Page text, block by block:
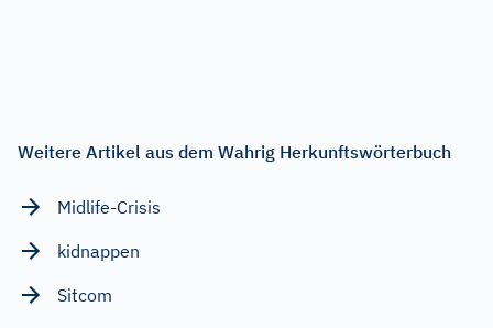
Weitere Artikel aus dem Wahrig Herkunftswörterbuch
Midlife-Crisis
kidnappen
Sitcom